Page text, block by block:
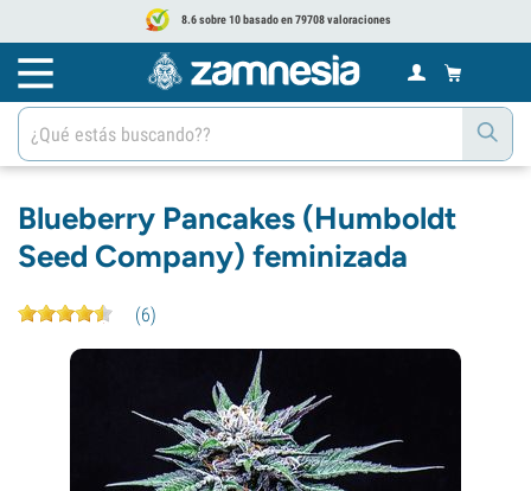
8.6 sobre 10 basado en 79708 valoraciones
Blueberry Pancakes (Humboldt
Seed Company) feminizada
(6)